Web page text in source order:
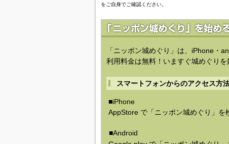
をご自身でご確認ください。
「ニッポン城めぐり」は、iPhone・
利用料金は無料！いますぐ城めぐりを
スマートフォンからのアクセス方
■iPhone
AppStore で「ニッポン城めぐり」を
■Android